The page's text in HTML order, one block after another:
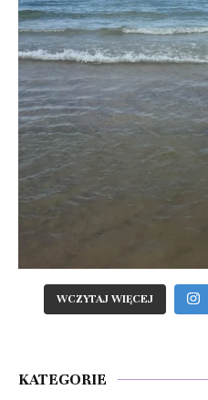
WCZYTAJ WIĘCEJ
KATEGORIE